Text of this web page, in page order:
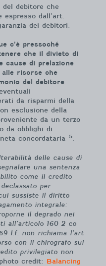
del debitore che
dall’art.
dei debitori.
c’è pressoché
che il divieto di
cause di prelazione
risorse che
del debitore
da risparmi della
esclusione della
da un terzo
da obblighi di
concordataria
5.
delle cause di
una sentenza
come il credito
per
sussiste il diritto
integrale:
il degrado nei
all’articolo 160 2 co
l.f. non richiama l’art
con il chirografo sul
privilegiato non
credit: Balancing